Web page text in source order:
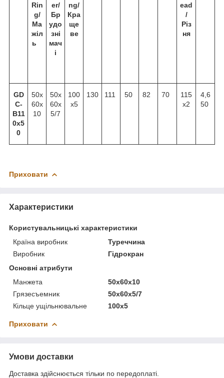
Rin
g/
Ма
жіл
ь
er/
Бр
удо
зні
мач
і
ng/
Кра
ще
ве
ead
/
Різ
ня
GD
C-
B11
0x5
0
50х
60х
10
50х
60х
5/7
100
х5
130 111 50 82 70
115
х2
4,6
50
Приховати
Характеристики
Користувальницькі характеристики
Країна виробник
Туреччина
Виробник
Гідрокран
Основні атрибути
Манжета
50х60х10
Грязесъемник
50х60х5/7
Кільце ущільнювальне
100х5
Приховати
Умови доставки
Доставка здійснюється тільки по передоплаті.